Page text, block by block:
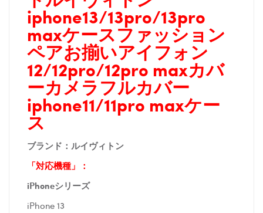
iphone13/13pro/13pro
maxケースファッション
ペアお揃いアイフォン
12/12pro/12pro maxカバ
ーカメラフルカバー
iphone11/11pro maxケー
ス
ブランド：ルイヴィトン
「対応機種」：
iPhoneシリーズ
iPhone 13